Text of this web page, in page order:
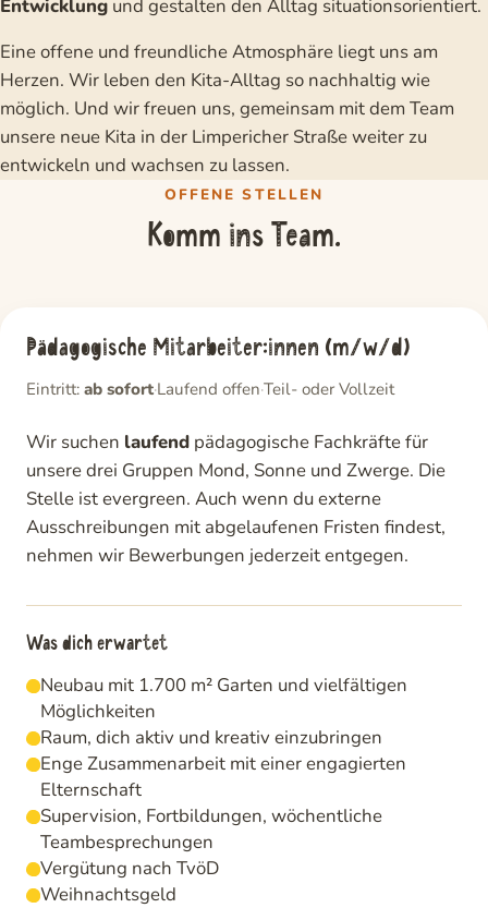
Entwicklung und gestalten den Alltag situationsorientiert.
Eine offene und freundliche Atmosphäre liegt uns am
Herzen. Wir leben den Kita-Alltag so nachhaltig wie
möglich. Und wir freuen uns, gemeinsam mit dem Team
unsere neue Kita in der Limpericher Straße weiter zu
entwickeln und wachsen zu lassen.
OFFENE STELLEN
Komm ins Team.
Pädagogische Mitarbeiter:innen (m/w/d)
Eintritt: ab sofort·Laufend offen·Teil- oder Vollzeit
Wir suchen laufend pädagogische Fachkräfte für
unsere drei Gruppen Mond, Sonne und Zwerge. Die
Stelle ist evergreen. Auch wenn du externe
Ausschreibungen mit abgelaufenen Fristen findest,
nehmen wir Bewerbungen jederzeit entgegen.
Was dich erwartet
Neubau mit 1.700 m² Garten und vielfältigen
Möglichkeiten
Raum, dich aktiv und kreativ einzubringen
Enge Zusammenarbeit mit einer engagierten
Elternschaft
Supervision, Fortbildungen, wöchentliche
Teambesprechungen
Vergütung nach TvöD
Weihnachtsgeld